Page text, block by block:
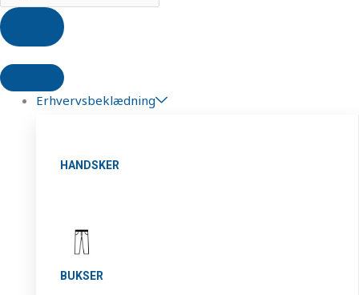
Erhvervsbeklædning
HANDSKER
BUKSER